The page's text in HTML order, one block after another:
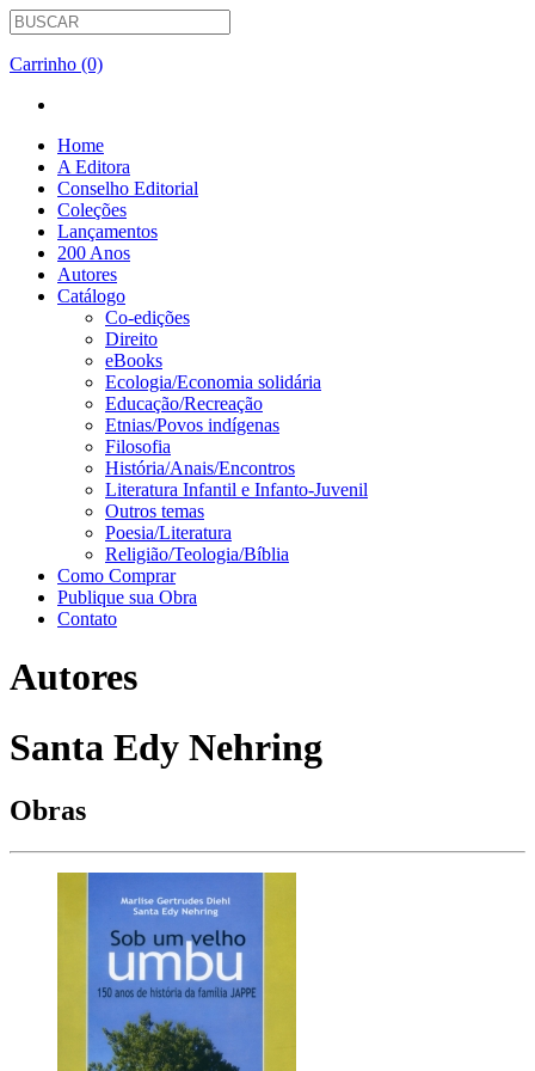
Carrinho (0)
Home
A Editora
Conselho Editorial
Coleções
Lançamentos
200 Anos
Autores
Catálogo
Co-edições
Direito
eBooks
Ecologia/Economia solidária
Educação/Recreação
Etnias/Povos indígenas
Filosofia
História/Anais/Encontros
Literatura Infantil e Infanto-Juvenil
Outros temas
Poesia/Literatura
Religião/Teologia/Bíblia
Como Comprar
Publique sua Obra
Contato
Autores
Santa Edy Nehring
Obras